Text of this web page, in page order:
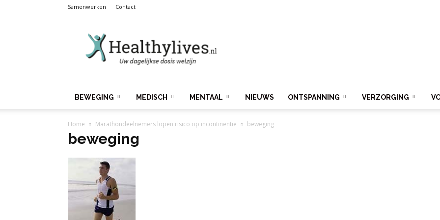
Samenwerken Contact
BEWEGING MEDISCH MENTAAL NIEUWS ONTSPANNING VERZORGING
Home Marathondeelnemers lopen risico op incontinentie beweging
beweging